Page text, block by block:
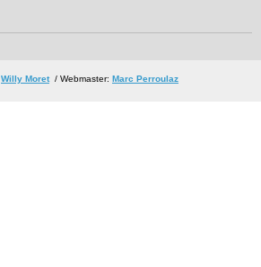
Willy Moret/ Webmaster: Marc Perroulaz